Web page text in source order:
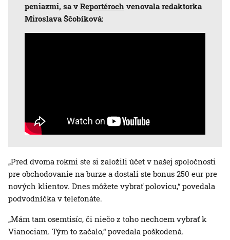
peniazmi, sa v Reportéroch venovala redaktorka
Miroslava Ščobíková:
„Pred dvoma rokmi ste si založili účet v našej spoločnosti
pre obchodovanie na burze a dostali ste bonus 250 eur pre
nových klientov. Dnes môžete vybrať polovicu,“ povedala
podvodníčka v telefonáte.
„Mám tam osemtisíc, či niečo z toho nechcem vybrať k
Vianociam. Tým to začalo,“ povedala poškodená.